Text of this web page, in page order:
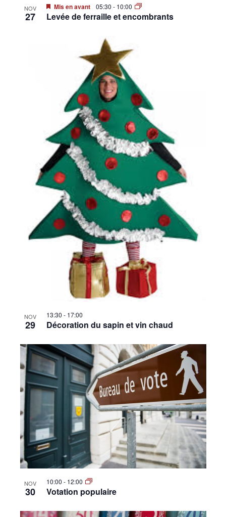
NOV
27
Mis en avant 05:30 - 10:00
Levée de ferraille et encombrants
NOV
29
13:30 - 17:00
Décoration du sapin et vin chaud
NOV
30
10:00 - 12:00
Votation populaire